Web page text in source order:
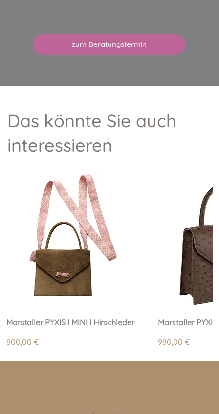
zum Beratungstermin
Das könnte Sie auch
interessieren
Marstaller PYXIS I MINI I Hirschleder
Preis
800,00 €
Marstaller PYXIS
Preis
980,00 €